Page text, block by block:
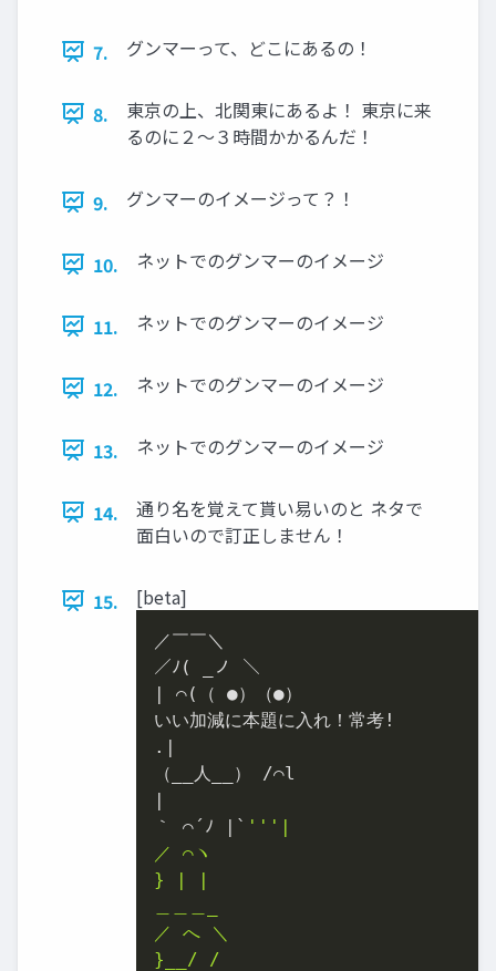
7. グンマーって、どこにあるの！
8.
東京の上、北関東にあるよ！ 東京に来
るのに２～３時間かかるんだ！
9. グンマーのイメージって？！
10. ネットでのグンマーのイメージ
11. ネットでのグンマーのイメージ
12. ネットでのグンマーのイメージ
13. ネットでのグンマーのイメージ
14.
通り名を覚えて貰い易いのと ネタで
面白いので訂正しません！
15. [beta]
／￣￣＼
／ﾉ( _ノ ＼
| ⌒(（ ●）（●）
いい加減に本題に入れ！常考!
.|
（__人__） /⌒l
|
｀ ⌒´ﾉ |` '' '|
／ ⌒ヽ
} | |
／ へ ＼
}__/ /